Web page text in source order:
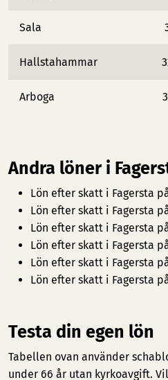
Sala
Hallstahammar
Arboga
Andra löner i
Lön efter skatt i Fagersta
Lön efter skatt i Fagersta
Lön efter skatt i Fagersta
Lön efter skatt i Fagersta
Lön efter skatt i Fagersta
Lön efter skatt i Fagersta
Testa din egen lön
Tabellen ovan använder
under 66 år utan kyrkoavgift.